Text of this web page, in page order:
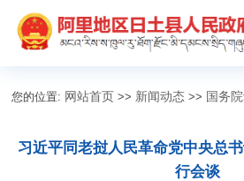
您的位置: 网站首页 >> 新闻动态 >> 国务
习近平同老挝人民革命党中央总
行会谈